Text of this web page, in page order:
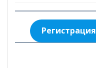
Регистрация